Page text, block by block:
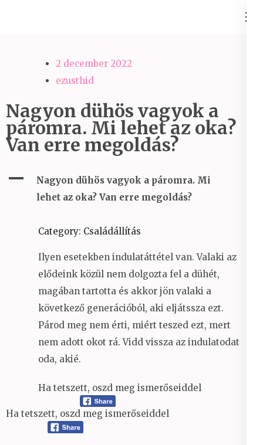
2 december 2022
ezusthid
Nagyon dühös vagyok a
páromra. Mi lehet az oka?
Van erre megoldás?
A
Nagyon dühös vagyok a páromra. Mi
lehet az oka? Van erre megoldás?
Category: Családállítás
Ilyen esetekben indulatáttétel van. Valaki az
elődeink közül nem dolgozta fel a dühét,
magában tartotta és akkor jön valaki a
következő generációból, aki eljátssza ezt.
Párod meg nem érti, miért teszed ezt, mert
nem adott okot rá. Vidd vissza az indulatodat
oda, akié.
Ha tetszett, oszd meg ismerőseiddel
Ha tetszett, oszd meg ismerőseiddel